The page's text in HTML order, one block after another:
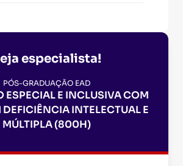
especialista!
PÓS-GRADUAÇÃO EAD
ESPECIAL E INCLUSIVA COM
DEFICIÊNCIA INTELECTUAL E
MÚLTIPLA (800H)